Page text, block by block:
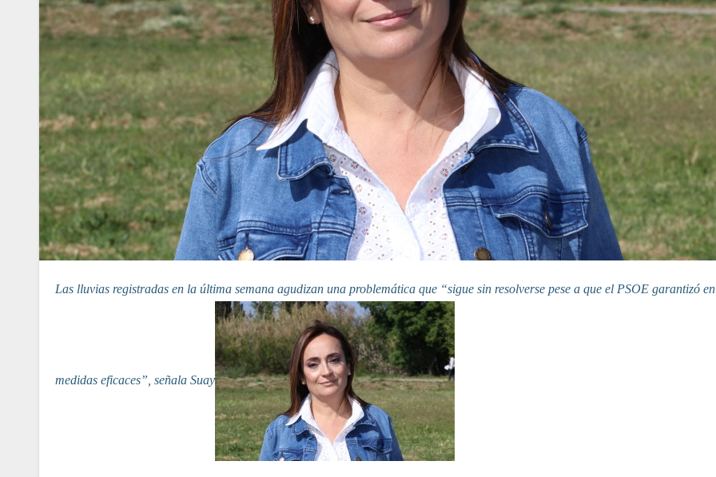
Las lluvias registradas en la última semana agudizan una problemática que “sigue sin resolverse pese a que el PSOE garantizó
medidas eficaces”, señala Suay